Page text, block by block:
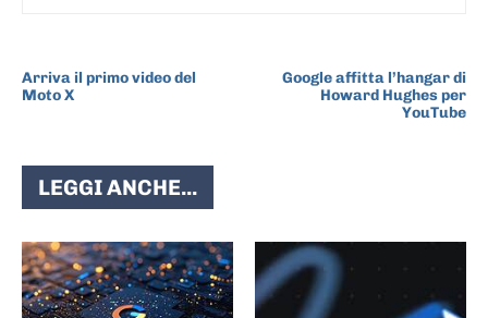
Arriva il primo video del
Moto X
Google affitta l’hangar di
Howard Hughes per
YouTube
LEGGI ANCHE...